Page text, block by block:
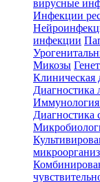
вирусные
Инфекции
инфекции
Микозы
Клиническая
Диагностика
Иммунология
Диагностика